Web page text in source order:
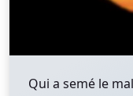
Qui a semé le